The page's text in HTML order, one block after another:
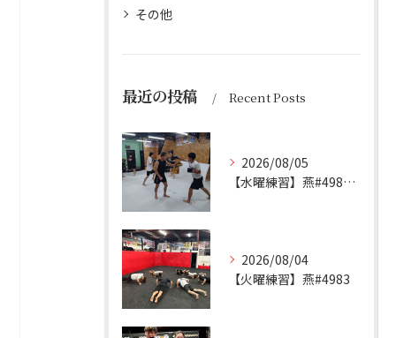
その他
最近の投稿 Recent Posts
2026/08/05
【水曜練習】燕#4984見附#492
2026/08/04
【火曜練習】燕#4983